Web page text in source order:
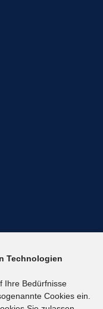
Technologien
Ihre Bedürfnisse
Cookies ein.